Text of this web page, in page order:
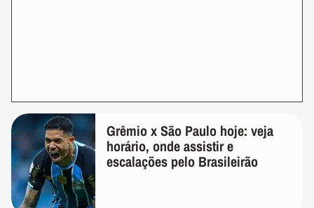
Grêmio x São Paulo hoje: veja
horário, onde assistir e
escalações pelo Brasileirão